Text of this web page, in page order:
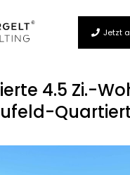
Jetzt
4.5 Zi.-